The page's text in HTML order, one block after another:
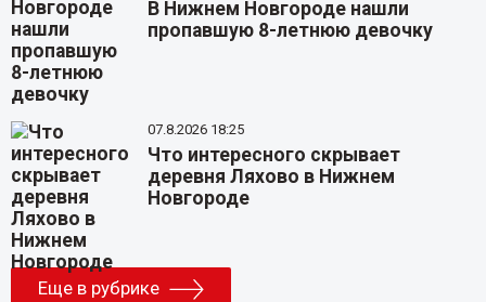
В Нижнем Новгороде нашли
пропавшую 8-летнюю девочку
07.8.2026 18:25
Что интересного скрывает
деревня Ляхово в Нижнем
Новгороде
Еще в рубрике